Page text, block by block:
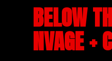
BELOW
NVAGE +